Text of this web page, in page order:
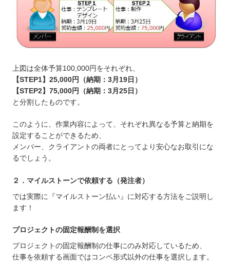
上図は全体予算100,000円をそれぞれ、
【STEP1】25,000円（納期：3月19日）
【STEP2】75,000円（納期：3月25日）
と分割したものです。
このように、作業内容によって、それぞれ異なる予算と納期を
設定することができるため、
メンバー、クライアントの両者にとってより安心なお取引にな
るでしょう。
２．マイルストーンで依頼する（発注者）
では実際に『マイルストーン払い』に対応する方法をご説明し
ます！
プロジェクトの固定報酬制を選択
プロジェクトの固定報酬制の仕事にのみ対応しているため、
仕事を依頼する画面ではコンペ形式以外の仕事を選択します。